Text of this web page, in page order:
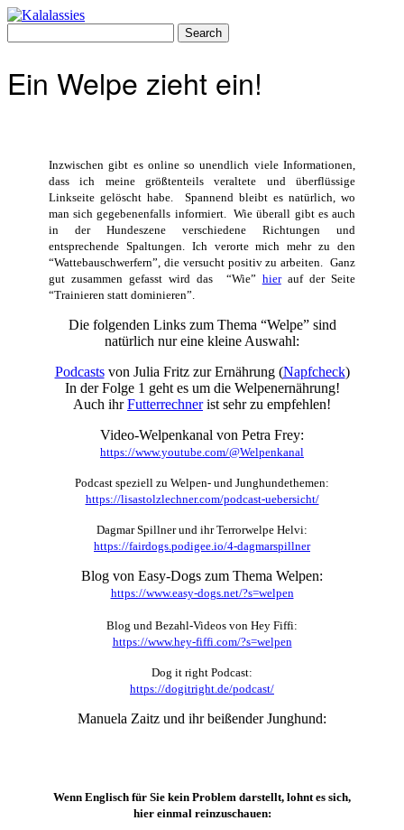
Skip
content
for:
Ein Welpe zieht ein!
Inzwischen gibt es online so unendlich viele Informationen,
dass ich meine größtenteils veraltete und überflüssige
Linkseite gelöscht habe. Spannend bleibt es natürlich, wo
man sich gegebenenfalls informiert. Wie überall gibt es auch
in der Hundeszene verschiedene Richtungen und
entsprechende Spaltungen. Ich verorte mich mehr zu den
“Wattebauschwerfern”, die versucht positiv zu arbeiten. Ganz
gut zusammen gefasst wird das “Wie” hierauf der Seite
“Trainieren statt dominieren”.
Die folgenden Links zum Thema “Welpe” sind
natürlich nur eine kleine Auswahl:
Podcastsvon Julia Fritz zur Ernährung (Napfcheck)
In der Folge 1 geht es um die Welpenernährung!
Auch ihrFutterrechnerist sehr zu empfehlen!
Video-Welpenkanal von Petra Frey:
https://www.youtube.com/@Welpenkanal
Podcast speziell zu Welpen- und Junghundethemen:
https://lisastolzlechner.com/podcast-uebersicht/
Dagmar Spillner und ihr Terrorwelpe Helvi:
https://fairdogs.podigee.io/4-dagmarspillner
Blog von Easy-Dogs zum Thema Welpen:
https://www.easy-dogs.net/?s=welpen
Blog und Bezahl-Videos von Hey Fiffi:
https://www.hey-fiffi.com/?s=welpen
Dog it right Podcast:
https://dogitright.de/podcast/
Manuela Zaitz und ihr beißender Junghund:
Wenn Englisch für Sie kein Problem darstellt, lohnt es sich,
hier einmal reinzuschauen: